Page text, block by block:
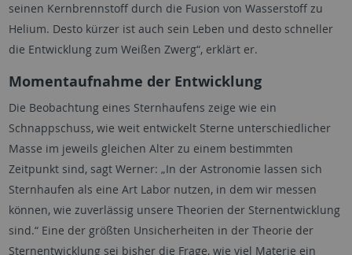
seinen Kernbrennstoff durch die Fusion von Wasserstoff zu
Helium. Desto kürzer ist auch sein Leben und desto schneller
die Entwicklung zum Weißen Zwerg“, erklärt er.
Momentaufnahme der Entwicklung
Die Beobachtung eines Sternhaufens zeige wie ein
Schnappschuss, wie weit entwickelt Sterne unterschiedlicher
Masse im jeweils gleichen Alter zu einem bestimmten
Zeitpunkt sind, sagt Werner: „In der Astronomie lassen sich
Sternhaufen als eine Art Labor nutzen, in dem wir messen
können, wie zuverlässig unsere Theorien der Sternentwicklung
sind.“ Eine der größten Unsicherheiten in der Theorie der
Sternentwicklung sei bisher die Frage, wie viel Materie ein